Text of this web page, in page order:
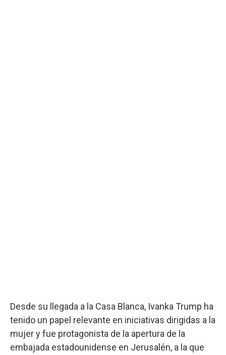
Desde su llegada a la Casa Blanca, Ivanka Trump ha
tenido un papel relevante en iniciativas dirigidas a la
mujer y fue protagonista de la apertura de la
embajada estadounidense en Jerusalén, a la que